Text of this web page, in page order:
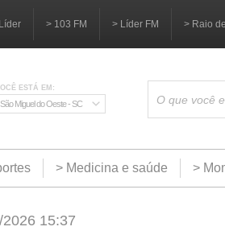
> 103 FM > Líder FM > Raio
ESTÁ EM:
São Miguel do Oeste - SC
> Medicina e saúde >
15:37